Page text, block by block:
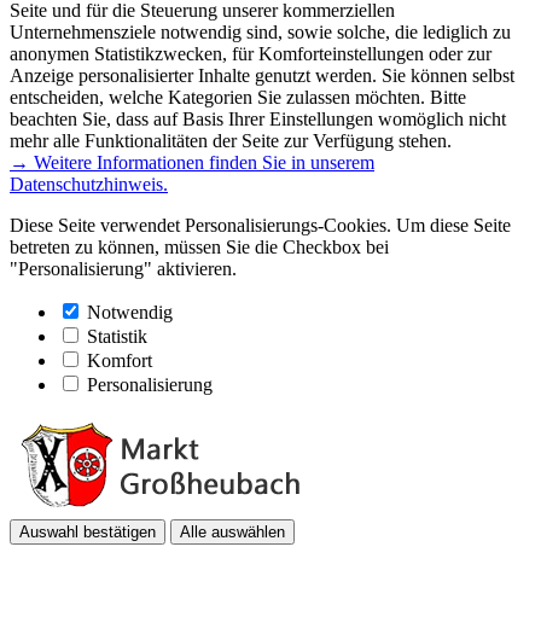
Seite und für die Steuerung unserer kommerziellen
Unternehmensziele notwendig sind, sowie solche, die lediglich zu
anonymen Statistikzwecken, für Komforteinstellungen oder zur
Anzeige personalisierter Inhalte genutzt werden. Sie können selbst
entscheiden, welche Kategorien Sie zulassen möchten. Bitte
beachten Sie, dass auf Basis Ihrer Einstellungen womöglich nicht
mehr alle Funktionalitäten der Seite zur Verfügung stehen.
→ Weitere Informationen finden Sie in unserem
Datenschutzhinweis.
Diese Seite verwendet Personalisierungs-Cookies. Um diese Seite
betreten zu können, müssen Sie die Checkbox bei
"Personalisierung" aktivieren.
Notwendig
Statistik
Komfort
Personalisierung
Auswahl bestätigen Alle auswählen